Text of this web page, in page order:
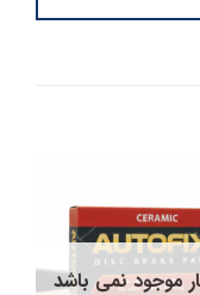
موجود نمی باشد